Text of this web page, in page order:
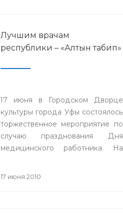
Лучшим врачам
республики – «Алтын табип»
17 июня в Городском Дворце
культуры города Уфы состоялось
торжественное мероприятие по
случаю празднования Дня
медицинского работника. На
17 июня 2010